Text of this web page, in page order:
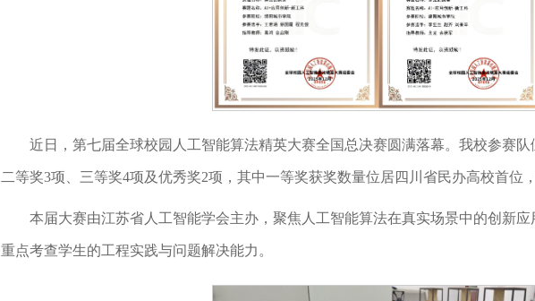
近日，第七届全球校园人工智能算法精英大赛全国总决赛圆满落幕。我校参赛
二等奖3项、三等奖4项及优秀奖2项，其中一等奖获奖数量位居四川省民办高校首位
本届大赛由江苏省人工智能学会主办，聚焦人工智能算法在真实场景中的创新
重点考查学生的工程实践与问题解决能力。